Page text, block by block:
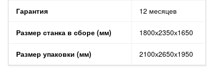
Гарантия 12 месяцев
Размер станка в сборе (мм) 1800х2350х1650
Размер упаковки (мм) 2100х2650х1950